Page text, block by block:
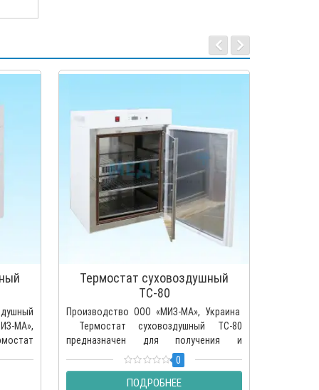
МА»,
Термостат суховоздушный
ТС-80
Производство ООО «МИЗ-МА», Украина
Термостат суховоздушный ТС-80
предназначен для получения и
поддержания внутри рабочей камеры в..
0
ПОДРОБНЕЕ